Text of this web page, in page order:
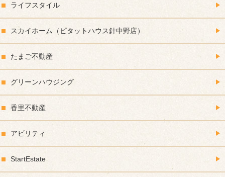
ライフスタイル
スカイホーム（ピタットハウス針中野店）
たまご不動産
グリーンハウジング
香里不動産
アビリティ
StartEstate